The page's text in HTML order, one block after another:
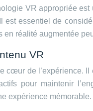
VR appropriée
est essentiel de
en réalité augmentée
VR
cœur de l’expérience.
pour maintenir
expérience mémorable.